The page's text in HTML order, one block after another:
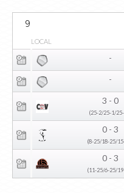
9
LOCAL
-
-
3 - 0
(25-2/25-1/
0 - 3
(8-25/18-25/
0 - 3
(11-25/6-25/